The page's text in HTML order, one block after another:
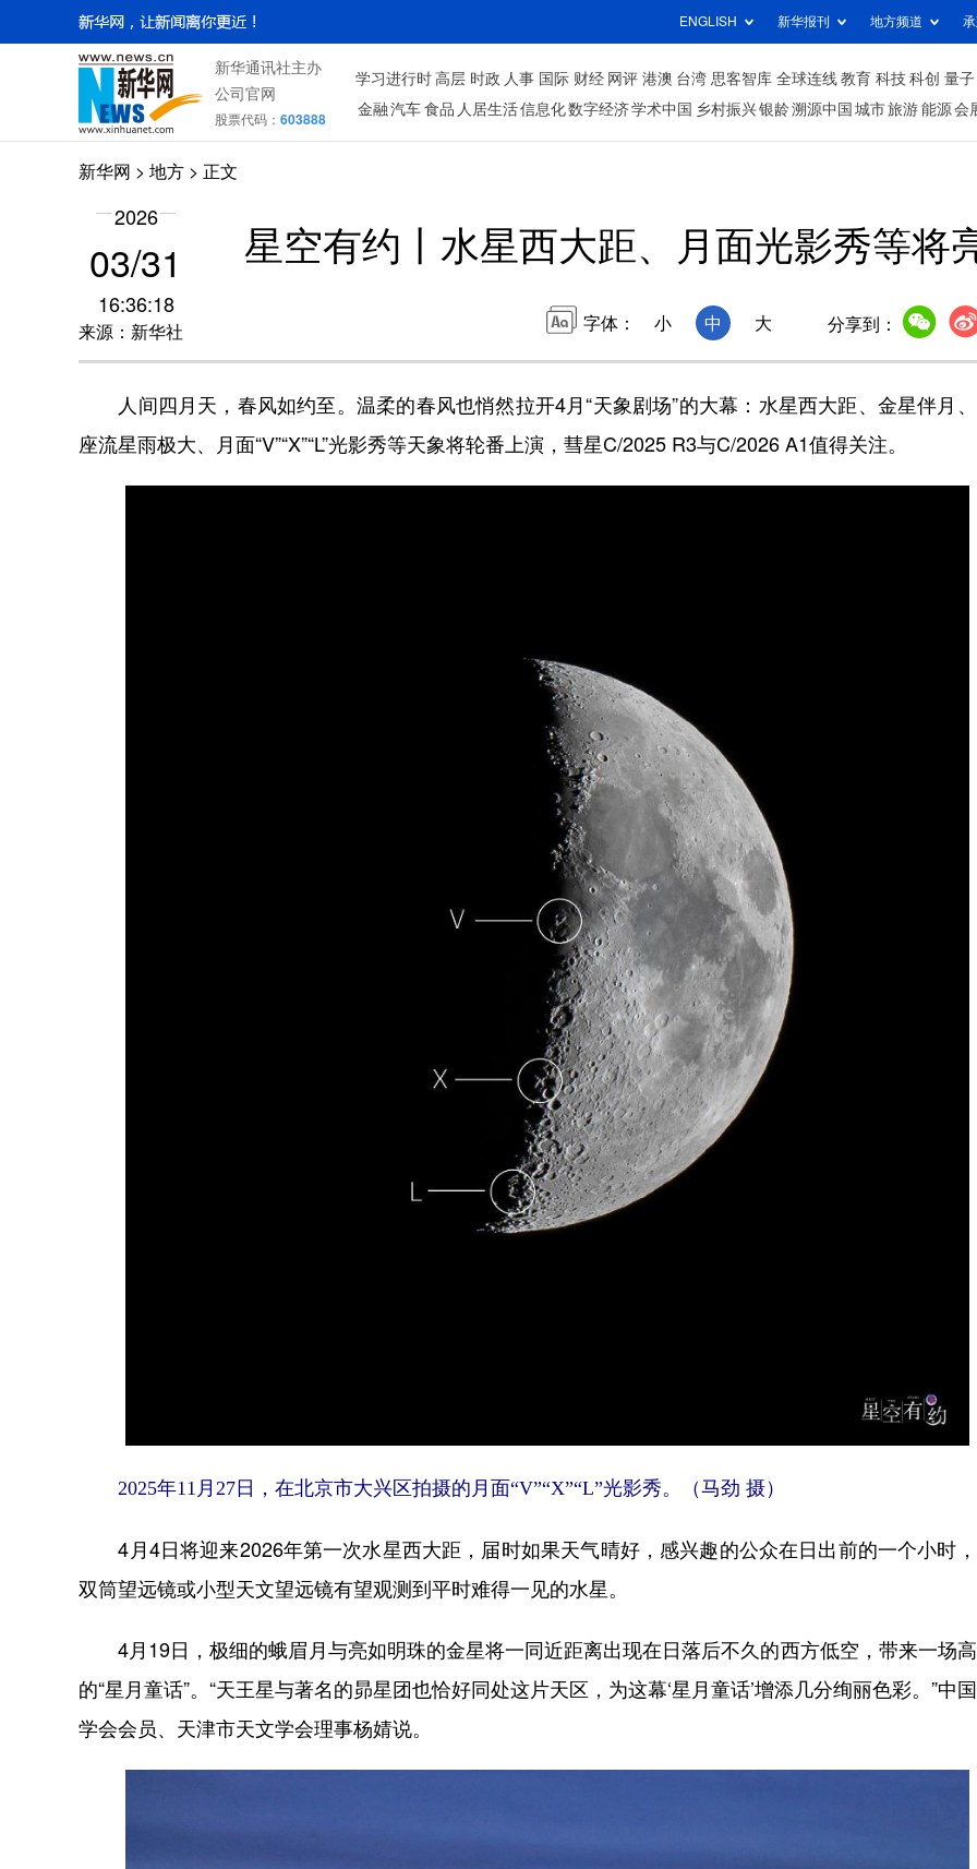
ENGLISH 新华报刊 地方频道
新华通讯社主办
公司官网
股票代码： 603888
学习进行时 高层 时政 人事 国际 财经 网评 港澳 台湾 思客智库 全球连线 教育 科技 科创 量子
金融 汽车 食品 人居生活信息化数字经济学术中国 乡村振兴银龄溯源中国 城市旅游 能源 会
新华网 > 地方 > 正文
2026
03/31
16:36:18
来源：新华社
星空有约丨水星西大距、月面光影秀等将
字体： 小 中 大 分享到：
人间四月天，春风如约至。温柔的春风也悄然拉开4月“天象剧场”的大幕：水星西大距、金星伴月
座流星雨极大、月面“V”“X”“L”光影秀等天象将轮番上演，彗星C/2025 R3与C/2026 A1值得关注。
2025年11月27日，在北京市大兴区拍摄的月面“V”“X”“L”光影秀。（马劲 摄）
4月4日将迎来2026年第一次水星西大距，届时如果天气晴好，感兴趣的公众在日出前的一个小时
双筒望远镜或小型天文望远镜有望观测到平时难得一见的水星。
4月19日，极细的蛾眉月与亮如明珠的金星将一同近距离出现在日落后不久的西方低空，带来一场
的“星月童话”。“天王星与著名的昴星团也恰好同处这片天区，为这幕‘星月童话’增添几分绚丽色彩。”中
学会会员、天津市天文学会理事杨婧说。